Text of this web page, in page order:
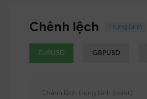
Chênh lệch Trung bình
EURUSD GBPUSD
Chênh lệch trung bình (point)